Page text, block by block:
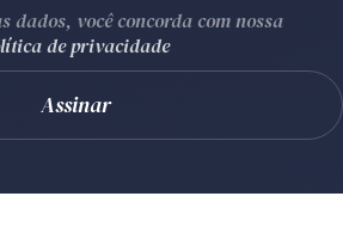
dados, você concorda com nossa
de privacidade